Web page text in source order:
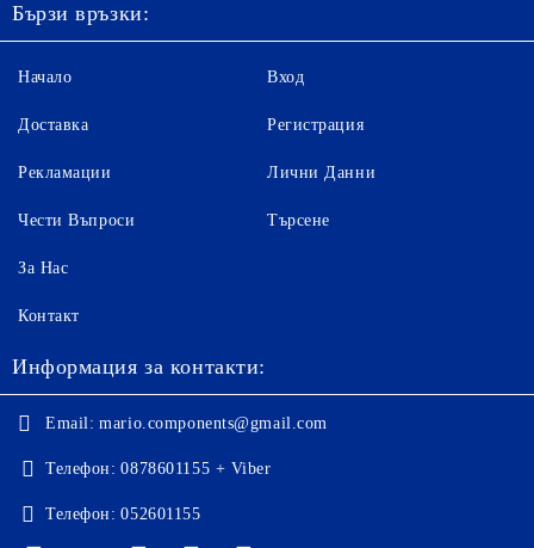
Бързи връзки:
Начало
Доставка
Рекламации
Чести Въпроси
Вход
Регистрация
Лични Данни
Търсене
За Нас
Контакт
Информация за контакти:
Email: mario.components@gmail.com
Телефон: 0878601155 + Viber
Телефон: 052601155